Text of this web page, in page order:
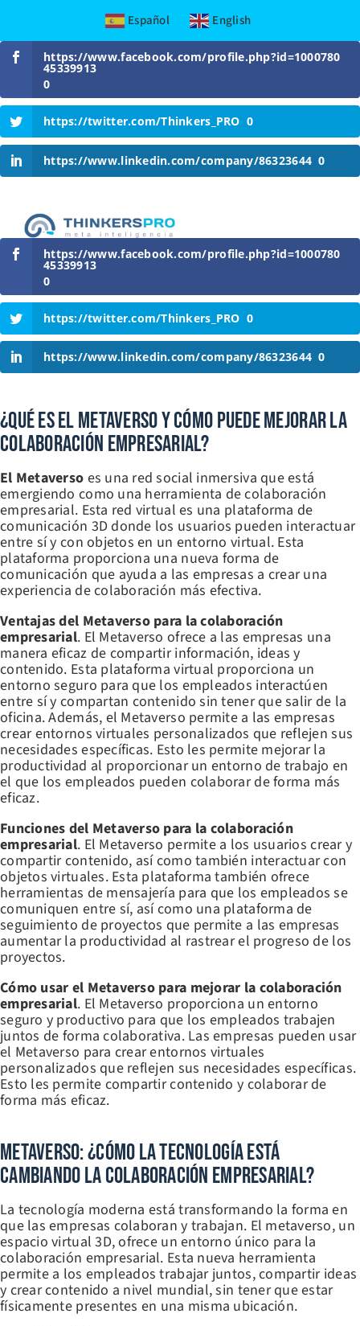
Español English
Skip
to
content
https://www.facebook.com/profile.php?id=1000780
45339913
0
https://twitter.com/Thinkers_PRO 0
https://www.linkedin.com/company/86323644 0
https://www.facebook.com/profile.php?id=1000780
45339913
0
https://twitter.com/Thinkers_PRO 0
https://www.linkedin.com/company/86323644 0
¿Qué Es El Metaverso Y Cómo Puede Mejorar La
Colaboración Empresarial?
El Metaverso es una red social inmersiva que está
emergiendo como una herramienta de colaboración
empresarial. Esta red virtual es una plataforma de
comunicación 3D donde los usuarios pueden interactuar
entre sí y con objetos en un entorno virtual. Esta
plataforma proporciona una nueva forma de
comunicación que ayuda a las empresas a crear una
experiencia de colaboración más efectiva.
Ventajas del Metaverso para la colaboración
empresarial. El Metaverso ofrece a las empresas una
manera eficaz de compartir información, ideas y
contenido. Esta plataforma virtual proporciona un
entorno seguro para que los empleados interactúen
entre sí y compartan contenido sin tener que salir de la
oficina. Además, el Metaverso permite a las empresas
crear entornos virtuales personalizados que reflejen sus
necesidades específicas. Esto les permite mejorar la
productividad al proporcionar un entorno de trabajo en
el que los empleados pueden colaborar de forma más
eficaz.
Funciones del Metaverso para la colaboración
empresarial. El Metaverso permite a los usuarios crear y
compartir contenido, así como también interactuar con
objetos virtuales. Esta plataforma también ofrece
herramientas de mensajería para que los empleados se
comuniquen entre sí, así como una plataforma de
seguimiento de proyectos que permite a las empresas
aumentar la productividad al rastrear el progreso de los
proyectos.
Cómo usar el Metaverso para mejorar la colaboración
empresarial. El Metaverso proporciona un entorno
seguro y productivo para que los empleados trabajen
juntos de forma colaborativa. Las empresas pueden usar
el Metaverso para crear entornos virtuales
personalizados que reflejen sus necesidades específicas.
Esto les permite compartir contenido y colaborar de
forma más eficaz.
Metaverso: ¿Cómo La Tecnología Está
Cambiando La Colaboración Empresarial?
La tecnología moderna está transformando la forma en
que las empresas colaboran y trabajan. El metaverso, un
espacio virtual 3D, ofrece un entorno único para la
colaboración empresarial. Esta nueva herramienta
permite a los empleados trabajar juntos, compartir ideas
y crear contenido a nivel mundial, sin tener que estar
físicamente presentes en una misma ubicación.